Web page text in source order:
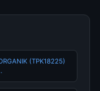
(TPK18225)